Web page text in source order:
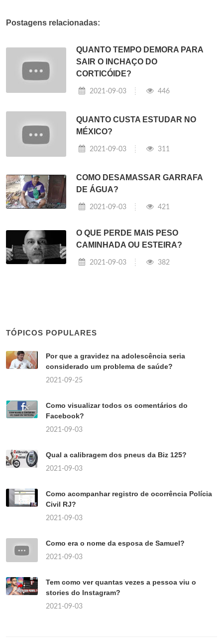
Postagens relacionadas:
QUANTO TEMPO DEMORA PARA
SAIR O INCHAÇO DO
CORTICÓIDE?
2021-09-03 446
QUANTO CUSTA ESTUDAR NO
MÉXICO?
2021-09-03 311
COMO DESAMASSAR GARRAFA
DE ÁGUA?
2021-09-03 421
O QUE PERDE MAIS PESO
CAMINHADA OU ESTEIRA?
2021-09-03 382
TÓPICOS POPULARES
Por que a gravidez na adolescência seria
considerado um problema de saúde?
2021-09-25
Como visualizar todos os comentários do
Facebook?
2021-09-03
Qual a calibragem dos pneus da Biz 125?
2021-09-03
Como acompanhar registro de ocorrência Polícia
Civil RJ?
2021-09-03
Como era o nome da esposa de Samuel?
2021-09-03
Tem como ver quantas vezes a pessoa viu o
stories do Instagram?
2021-09-03